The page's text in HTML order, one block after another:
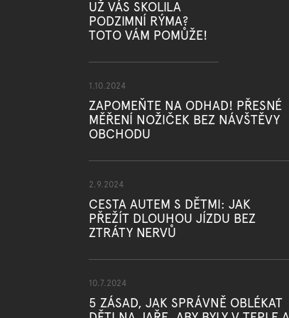
UŽ VÁS SKOLILA
PODZIMNÍ RÝMA?
TOTO VÁM POMŮŽE!
1.10.2024
ZAPOMEŇTE NA ODHAD! PŘESNÉ
MĚŘENÍ NOŽIČEK BEZ NÁVŠTĚVY
OBCHODU
2.9.2024
CESTA AUTEM S DĚTMI: JAK
PŘEŽÍT DLOUHOU JÍZDU BEZ
ZTRÁTY NERVŮ
10.7.2024
5 ZÁSAD, JAK SPRÁVNĚ OBLÉKAT